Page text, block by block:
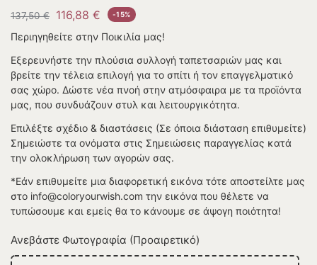
137,50€ 116,88 € -15%
Περιηγηθείτε στην Ποικιλία μας!
Εξερευνήστε την πλούσια συλλογή ταπετσαριών μας και
βρείτε την τέλεια επιλογή για το σπίτι ή τον επαγγελματικό
σας χώρο. Δώστε νέα πνοή στην ατμόσφαιρα με τα προϊόντα
μας, που συνδυάζουν στυλ και λειτουργικότητα.
Επιλέξτε σχέδιο & διαστάσεις (Σε όποια διάσταση επιθυμείτε)
Σημειώστε τα ονόματα στις Σημειώσεις παραγγελίας κατά
την ολοκλήρωση των αγορών σας.
*Εάν επιθυμείτε μια διαφορετική εικόνα τότε αποστείλτε μας
στο info@coloryourwish.com την εικόνα που θέλετε να
τυπώσουμε και εμείς θα το κάνουμε σε άψογη ποιότητα!
Ανεβάστε Φωτογραφία (Προαιρετικό)